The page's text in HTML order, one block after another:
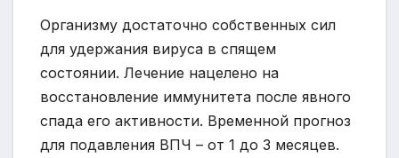
Организму достаточно собственных сил
для удержания вируса в спящем
состоянии. Лечение нацелено на
восстановление иммунитета после явного
спада его активности. Временной прогноз
для подавления ВПЧ – от 1 до 3 месяцев.